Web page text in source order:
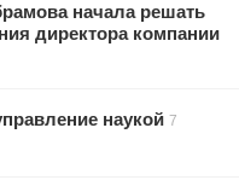
начала решать
директора компании
наукой 7